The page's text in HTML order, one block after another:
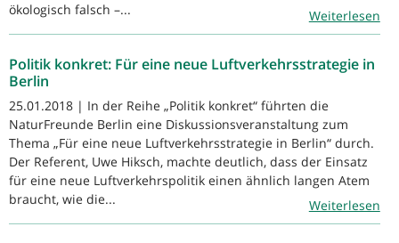
ökologisch falsch –...
Weiterlesen
Politik konkret: Für eine neue Luftverkehrsstrategie in
Berlin
25.01.2018 | In der Reihe „Politik konkret“ führten die
NaturFreunde Berlin eine Diskussionsveranstaltung zum
Thema „Für eine neue Luftverkehrsstrategie in Berlin“ durch.
Der Referent, Uwe Hiksch, machte deutlich, dass der Einsatz
für eine neue Luftverkehrspolitik einen ähnlich langen Atem
braucht, wie die...
Weiterlesen